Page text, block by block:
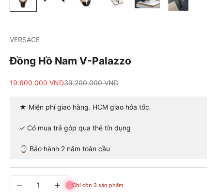
VERSACE
Đồng Hồ Nam V-Palazzo
Giá bán
19.600.000 VNDGiá cả phải chăng
39.200.000 VND
★ Miễn phí giao hàng. HCM giao hỏa tốc
✓ Có mua trả góp qua thẻ tín dụng
⌚ Bảo hành 2 năm toàn cầu
Giảm số lượngTăng số lượng
Chỉ còn 3 sản phẩm